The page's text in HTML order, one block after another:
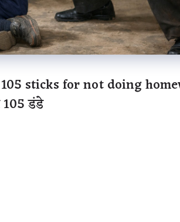
sticks for not doing
105 डंडे